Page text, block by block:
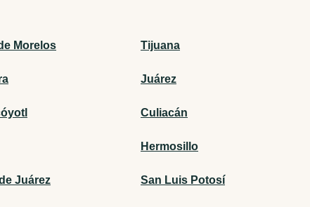
Morelos Tijuana
Juárez
Culiacán
Hermosillo
Juárez San Luis Potosí